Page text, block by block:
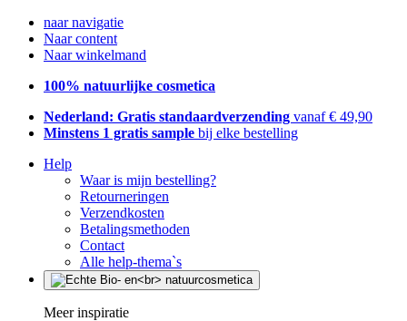
naar navigatie
Naar content
Naar winkelmand
100% natuurlijke cosmetica
Nederland: Gratis standaardverzending vanaf € 49,90
Minstens 1 gratis sample bij elke bestelling
Help
Waar is mijn bestelling?
Retourneringen
Verzendkosten
Betalingsmethoden
Contact
Alle help-thema`s
Meer inspiratie